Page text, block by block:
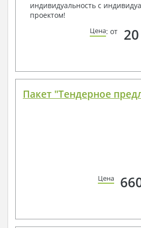
индивидуальность с
проектом!
Цена: от 20
Пакет "Тендерное
Цена